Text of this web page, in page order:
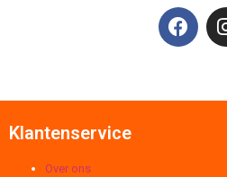
Klantenservice
Over ons